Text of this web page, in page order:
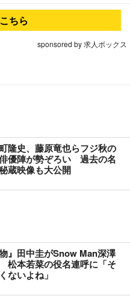
ちら
sponsored by 求人ボックス
隆史、藤原竜也らフジ秋の
優陣が勢ぞろい 過去の名
蔵映像も大公開
』田中圭がSnow Man深澤
松本若菜の役名連呼に「そ
ないよね」